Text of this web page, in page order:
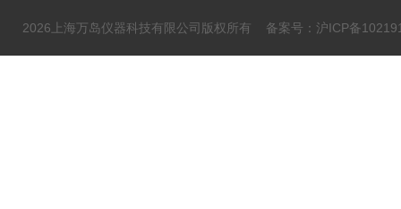
2026上海万岛仪器科技有限公司版权所有 备案号：沪ICP备